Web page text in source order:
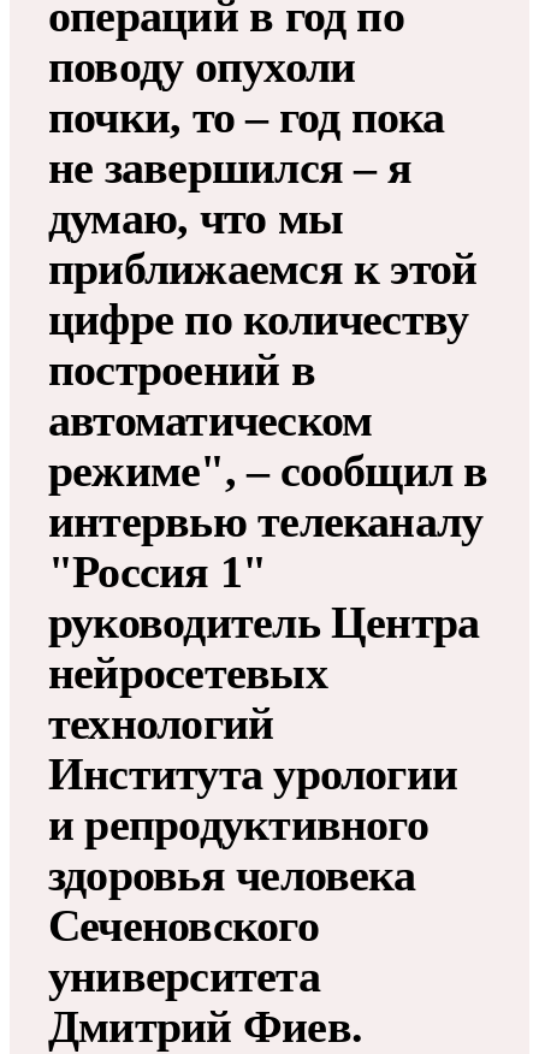
операций в год по
поводу опухоли
почки, то – год пока
не завершился – я
думаю, что мы
приближаемся к этой
цифре по количеству
построений в
автоматическом
режиме", – сообщил в
интервью телеканалу
"Россия 1"
руководитель Центра
нейросетевых
технологий
Института урологии
и репродуктивного
здоровья человека
Сеченовского
университета
Дмитрий Фиев.